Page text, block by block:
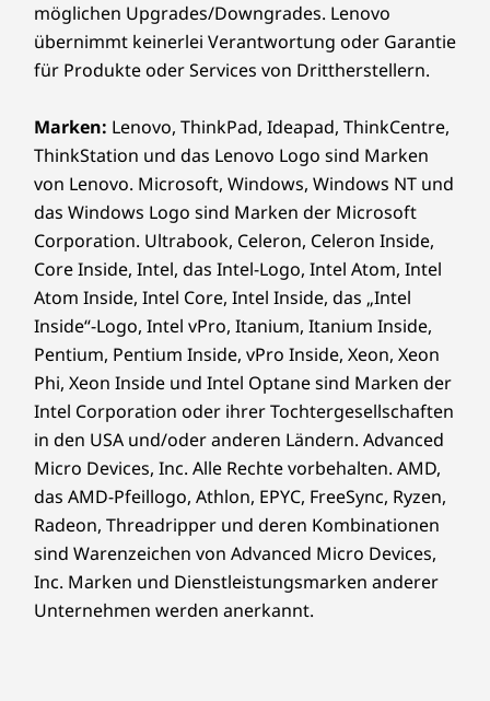
möglichen Upgrades/Downgrades. Lenovo
übernimmt keinerlei Verantwortung oder Garantie
für Produkte oder Services von Drittherstellern.
Marken: Lenovo, ThinkPad, Ideapad, ThinkCentre,
ThinkStation und das Lenovo Logo sind Marken
von Lenovo. Microsoft, Windows, Windows NT und
das Windows Logo sind Marken der Microsoft
Corporation. Ultrabook, Celeron, Celeron Inside,
Core Inside, Intel, das Intel-Logo, Intel Atom, Intel
Atom Inside, Intel Core, Intel Inside, das „Intel
Inside“-Logo, Intel vPro, Itanium, Itanium Inside,
Pentium, Pentium Inside, vPro Inside, Xeon, Xeon
Phi, Xeon Inside und Intel Optane sind Marken der
Intel Corporation oder ihrer Tochtergesellschaften
in den USA und/oder anderen Ländern. Advanced
Micro Devices, Inc. Alle Rechte vorbehalten. AMD,
das AMD-Pfeillogo, Athlon, EPYC, FreeSync, Ryzen,
Radeon, Threadripper und deren Kombinationen
sind Warenzeichen von Advanced Micro Devices,
Inc. Marken und Dienstleistungsmarken anderer
Unternehmen werden anerkannt.